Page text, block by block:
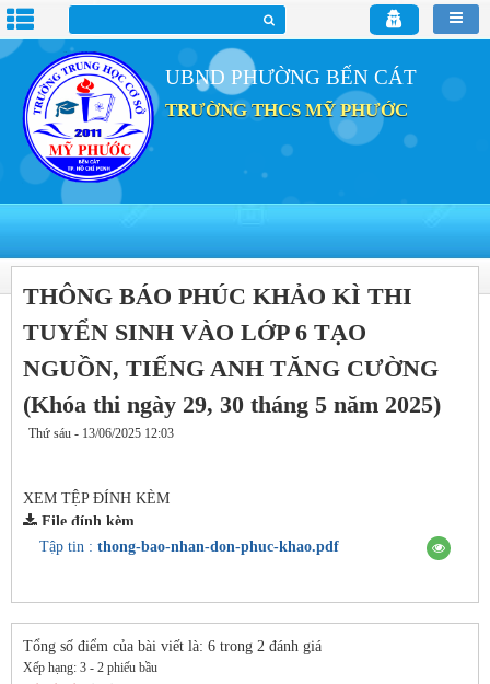
UBND PHƯỜNG BẾN CÁT
TRƯỜNG THCS MỸ PHƯỚC
THÔNG BÁO PHÚC KHẢO KÌ THI
TUYỂN SINH VÀO LỚP 6 TẠO
NGUỒN, TIẾNG ANH TĂNG CƯỜNG
(Khóa thi ngày 29, 30 tháng 5 năm 2025)
Thứ sáu - 13/06/2025 12:03
XEM TỆP ĐÍNH KÈM
File đính kèm
Tập tin : thong-bao-nhan-don-phuc-khao.pdf
Tổng số điểm của bài viết là: 6 trong 2 đánh giá
Xếp hạng: 3 - 2 phiếu bầu